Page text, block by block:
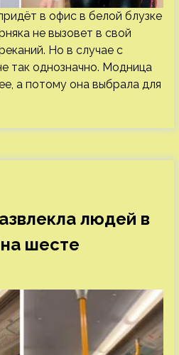
в офис в белой блузке
не вызовет в свой
Но в случае с
так однозначно. Модница
а потому она выбрала для
людей в
шесте